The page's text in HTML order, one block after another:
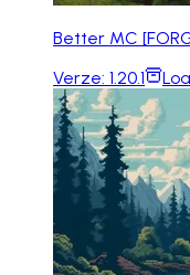
Better MC
Verze: 1.20.1